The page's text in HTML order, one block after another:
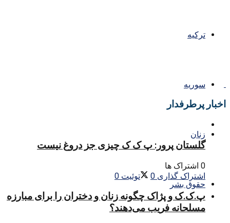
ترکیه
سوریه
زنان
حقوق بشر
اخبار پرطرفدار
گلستان پرور: پ ک ک چیزی جز دروغ نیست
0 اشتراک ها
اشتراک گذاری 0 توئیت 0
پ.ک.ک و پژاک چگونه زنان و دختران را برای مبارزه
مسلحانه فریب می‌دهند؟